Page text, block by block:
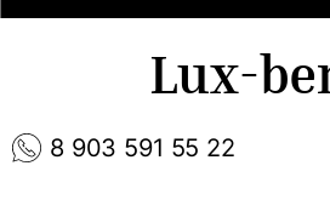
8 903 591 55 22
Lux-